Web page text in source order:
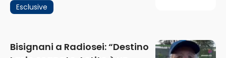
ricavi” (AUDIO)
Esclusive
Bisignani a Radiosei: “Destino